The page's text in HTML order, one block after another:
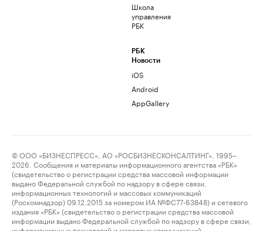
Школа
управления
РБК
РБК
Новости
iOS
Android
AppGallery
© ООО «БИЗНЕСПРЕСС», АО «РОСБИЗНЕСКОНСАЛТИНГ», 1995–
2026. Сообщения и материалы информационного агентства «РБК»
(свидетельство о регистрации средства массовой информации
выдано Федеральной службой по надзору в сфере связи,
информационных технологий и массовых коммуникаций
(Роскомнадзор) 09.12.2015 за номером ИА №ФС77-63848) и сетевого
издания «РБК» (свидетельство о регистрации средства массовой
информации выдано Федеральной службой по надзору в сфере связи,